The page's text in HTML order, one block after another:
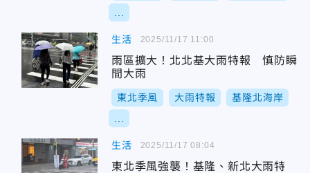
生活
雨區擴大！北北基大雨特報 慎防瞬
間大雨
東北季風 大雨特報 基隆北海岸
2025/11/17 11:00
生活
東北季風強襲！基隆、新北大雨特
2025/11/17 08:04